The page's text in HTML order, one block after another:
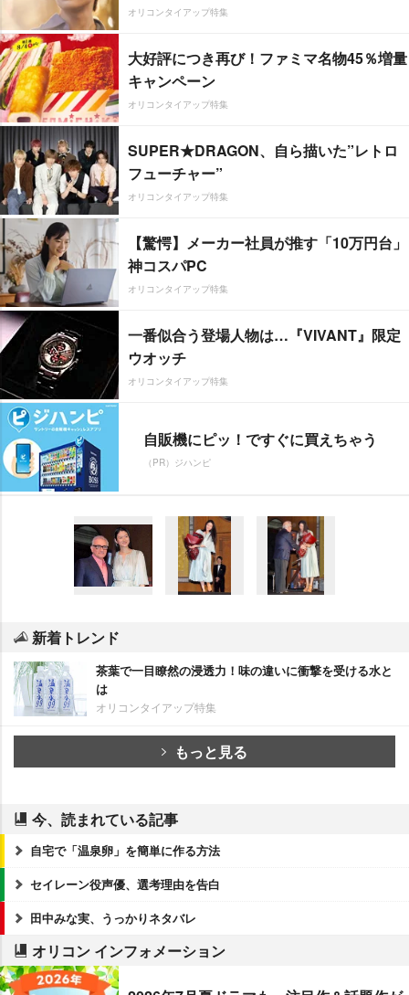
オリコンタイアップ特集
大好評につき再び！ファミマ名物45％増量
キャンペーン
オリコンタイアップ特集
SUPER★DRAGON、自ら描いた”レトロ
フューチャー”
オリコンタイアップ特集
【驚愕】メーカー社員が推す「10万円台」
神コスパPC
オリコンタイアップ特集
一番似合う登場人物は…『VIVANT』限定
ウオッチ
オリコンタイアップ特集
自販機にピッ！ですぐに買えちゃう
（PR）ジハンピ
新着トレンド
茶葉で一目瞭然の浸透力！味の違いに衝撃を受ける水と
は
オリコンタイアップ特集
もっと見る
今、読まれている記事
自宅で「温泉卵」を簡単に作る方法
セイレーン役声優、選考理由を告白
田中みな実、うっかりネタバレ
オリコン インフォメーション